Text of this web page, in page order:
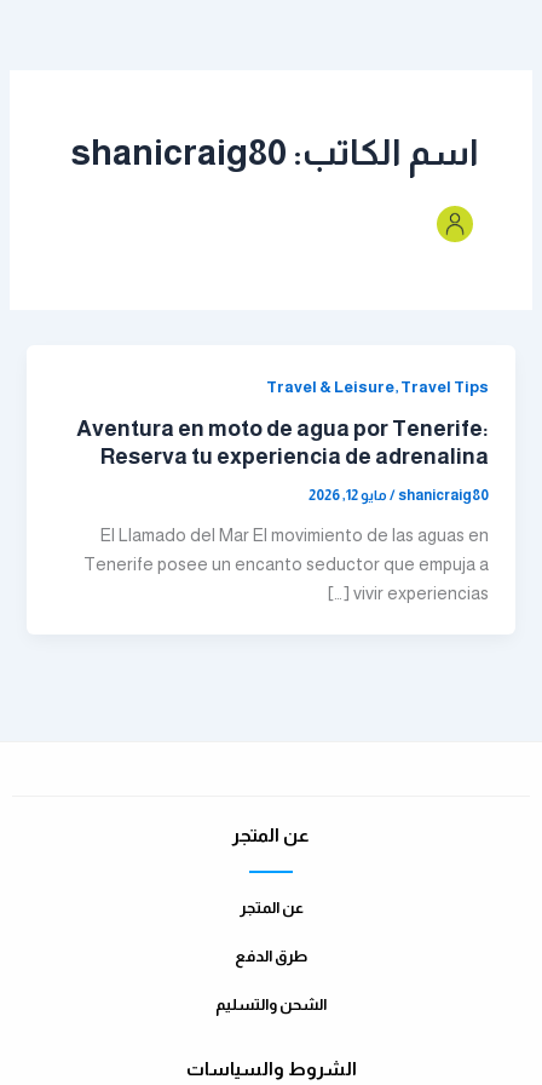
اسم الكاتب: shanicraig80
Travel & Leisure, Travel Tips
Aventura en moto de agua por Tenerife:
Reserva tu experiencia de adrenalina
shanicraig80
/ مايو 12, 2026
El Llamado del Mar El movimiento de las aguas en
Tenerife posee un encanto seductor que empuja a
vivir experiencias […]
عن المتجر
عن المتجر
طرق الدفع
الشحن والتسليم
الشروط والسياسات